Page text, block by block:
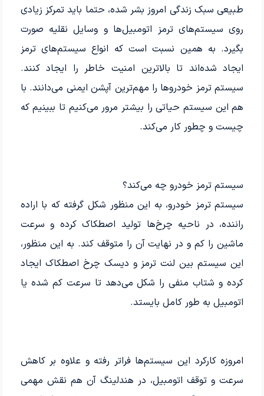
طبیعی سبک زندگی امروز بشر شده، حتما باید تمرکز زیادی
روی سیستم‌های ترمز اتومبیل‌ها و وسایل نقلیه صورت
بگیرد. به همین نسبت است که انواع سیستم‌های ترمز
ایجاد شده‌اند تا بالاترین امنیت خاطر را ایجاد کنند.
سیستم ترمز خودروها را مهم‌ترین آپشن ایمنی می‌دانند. با
هم این سیستم حیاتی را بیشتر مرور می‌کنیم تا ببینیم که
چیست و چطور کار می‌کند.
سیستم ترمز خودرو چه می‌کند؟
سیستم ترمز خودرو، به این منظور شکل گرفته که با اراده
راننده، در ناحیه چرخ‌ها تولید اصطکاک کرده و سرعت
ماشین را کم و در نهایت آن را متوقف کند. به این منظور،
این سیستم بین لنت ترمز و دیسک چرخ اصطکاک ایجاد
کرده و شتاب منفی را شکل می‌دهد تا سرعت کم شده یا
اتومبیل به طور کامل بایستد.
امروزه کارکرد این سیستم‌ها فراتر رفته و علاوه بر کاهش
سرعت و توقف اتومبیل، در هندلینگ آن هم نقش مهمی